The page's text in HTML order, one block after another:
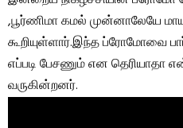
,பூர்ணிமா கமல் முன்னாலேயே
கூறியுள்ளார்.இந்த ப்ரோமோவை
எப்படி பேசணும் என தெரியாதா
வருகின்றனர்.